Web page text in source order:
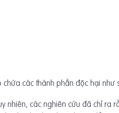
các thành phần độc hại như
nhiên, các nghiên cứu đã chỉ ra